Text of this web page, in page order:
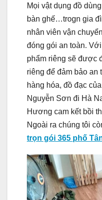
Mọi vật dụng đồ
bàn ghế…trogn gia
nhân viên vận
đóng gói an toàn.
phẩm riêng sẽ được
riêng để đảm bảo an
hàng hóa, đồ đạc
Nguyễn Sơn đi Hà
Hương cam kết bồi
Ngoài ra chúng tôi
trọn gói 365 phố